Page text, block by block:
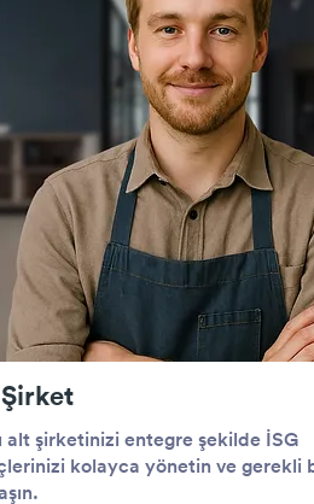
alt şirketinizi entegre şekilde İSG
kolayca yönetin ve gerekli